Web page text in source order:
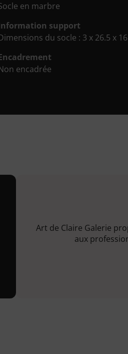
en marbre
support
du socle : 3 x 26.5 x
encadrée
Art de Claire Galerie
aux